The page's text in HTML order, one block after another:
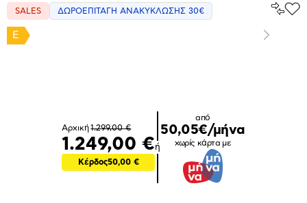
SALES ΔΩΡΟΕΠΙΤΑΓΗ ΑΝΑΚΥΚΛΩΣΗΣ 30€
Επόμενο
E
Αρχική1.299,00 €
1.249,00 €
Κέρδος50,00 €
ή
από
50,05€/μήνα
χωρίς κάρτα με